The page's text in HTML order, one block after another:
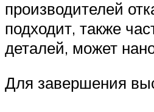
производителей
подходит, также
деталей, может
Для завершения